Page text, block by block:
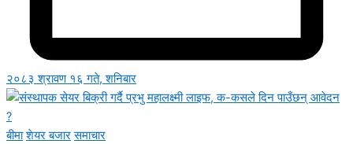
२०८३ श्रावण १६ गते, शनिबार
बीमा शेयर बजार समाचार